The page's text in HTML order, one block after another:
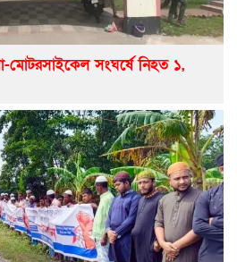
মোটরসাইকেল সংঘর্ষে নিহত ১,